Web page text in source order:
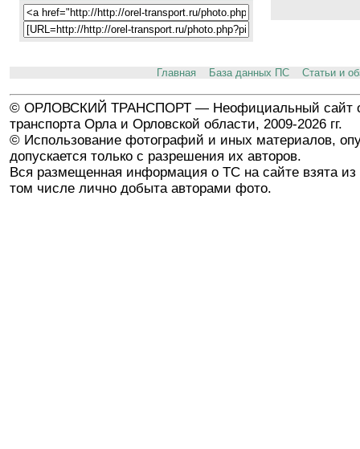
Главная База данных ПС Статьи и
© ОРЛОВСКИЙ ТРАНСПОРТ — Неофициальный сайт
транспорта Орла и Орловской области, 2009-2026 гг.
© Использование фотографий и иных материалов,
допускается только с разрешения их авторов.
Вся размещенная информация о ТС на сайте взята из
том числе лично добыта авторами фото.